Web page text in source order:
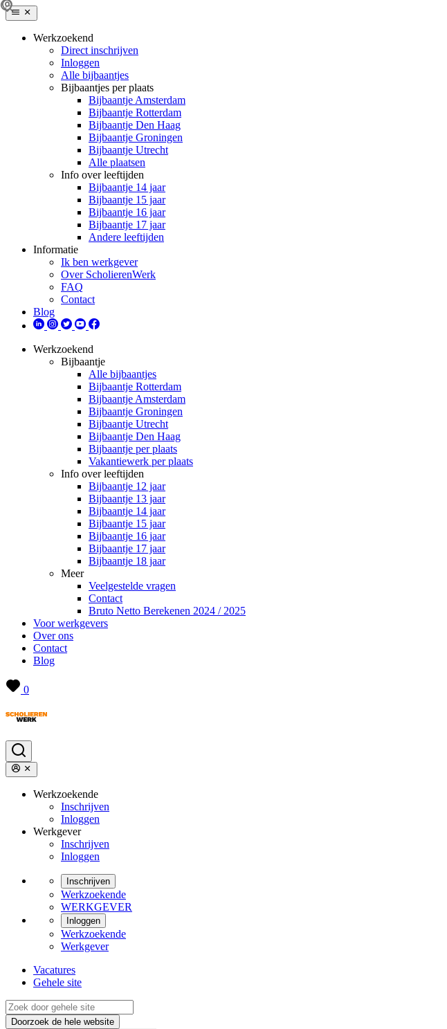
Werkzoekend
Direct inschrijven
Inloggen
Alle bijbaantjes
Bijbaantjes per plaats
Bijbaantje Amsterdam
Bijbaantje Rotterdam
Bijbaantje Den Haag
Bijbaantje Groningen
Bijbaantje Utrecht
Alle plaatsen
Info over leeftijden
Bijbaantje 14 jaar
Bijbaantje 15 jaar
Bijbaantje 16 jaar
Bijbaantje 17 jaar
Andere leeftijden
Informatie
Ik ben werkgever
Over ScholierenWerk
FAQ
Contact
Blog
Werkzoekend
Bijbaantje
Alle bijbaantjes
Bijbaantje Rotterdam
Bijbaantje Amsterdam
Bijbaantje Groningen
Bijbaantje Utrecht
Bijbaantje Den Haag
Bijbaantje per plaats
Vakantiewerk per plaats
Info over leeftijden
Bijbaantje 12 jaar
Bijbaantje 13 jaar
Bijbaantje 14 jaar
Bijbaantje 15 jaar
Bijbaantje 16 jaar
Bijbaantje 17 jaar
Bijbaantje 18 jaar
Meer
Veelgestelde vragen
Contact
Bruto Netto Berekenen 2024 / 2025
Voor werkgevers
Over ons
Contact
Blog
0
Werkzoekende
Inschrijven
Inloggen
Werkgever
Inschrijven
Inloggen
Inschrijven
Werkzoekende
WERKGEVER
Inloggen
Werkzoekende
Werkgever
Vacatures
Gehele site